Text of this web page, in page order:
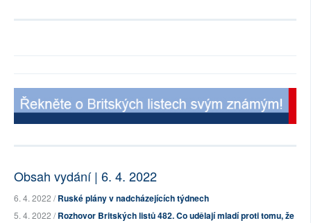
Obsah vydání | 6. 4. 2022
6. 4. 2022 /Ruské plány v nadcházejících týdnech
5. 4. 2022 /Rozhovor Britských listů 482. Co udělají mladí proti tomu, že